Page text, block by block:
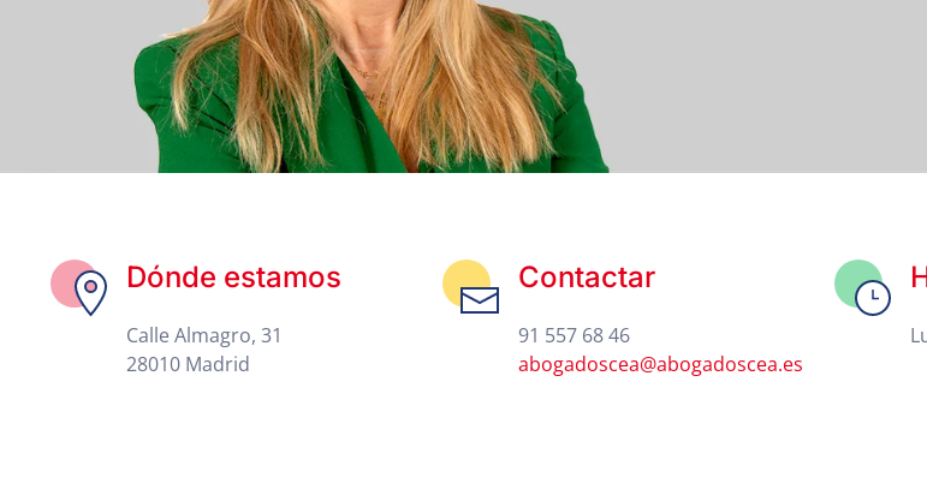
Dónde estamos
Calle Almagro, 31
28010 Madrid
Contactar
91 557 68 46
abogadoscea@abogadoscea.es